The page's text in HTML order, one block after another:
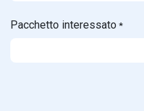
Pacchetto interessato*